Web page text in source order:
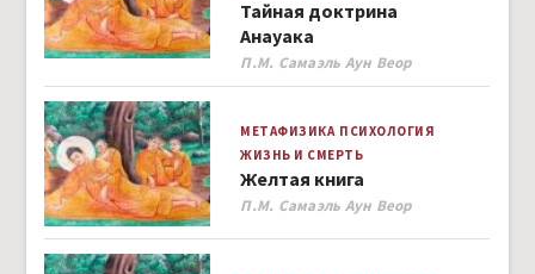
Тайная доктрина
Анауака
Author
П.М. Самаэль Аун Веор
МЕТАФИЗИКА ПСИХОЛОГИЯ
ЖИЗНЬ И СМЕРТЬ
Желтая книга
Author
П.М. Самаэль Аун Веор